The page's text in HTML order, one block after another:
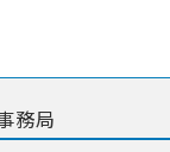
務局